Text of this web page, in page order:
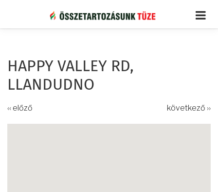
tartalomra
HAPPY VALLEY RD,
LLANDUDNO
‹‹ előző következő ››